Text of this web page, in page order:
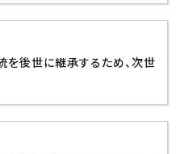
後世に継承するため、次世